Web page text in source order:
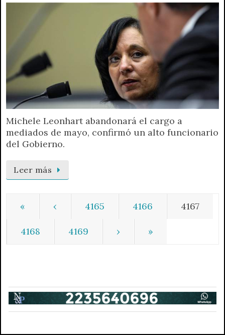
Michele Leonhart abandonará el cargo a
mediados de mayo, confirmó un alto funcionario
del Gobierno.
Leer más
« ‹ 4165 4166 4167
4168 4169 › »